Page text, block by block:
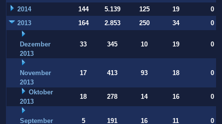
2014
144 5.139 125 19
0
2013
164 2.853 250 34 0
Dezember
2013
33 345 10 19 0
November
2013
17 413 93 18 0
Oktober
2013
18 278 14 16 0
September
5 191 16 11 0